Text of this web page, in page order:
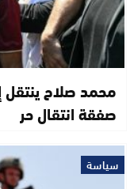
محمد صلاح ينتقل
صفقة انتقال حر
سياسة